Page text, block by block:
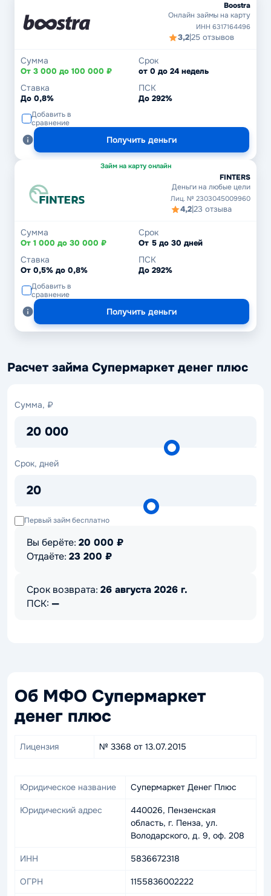
Boostra
Онлайн займы на карту
ИНН 6317164496
3,2|25 отзывов
Сумма
От 3 000 до 100 000 ₽
Срок
от 0 до 24 недель
Ставка
До 0,8%
ПСК
До 292%
Добавить в
сравнение
Получить деньги
Займ на карту онлайн
FINTERS
Деньги на любые цели
Лиц. № 2303045009960
4,2|23 отзыва
Сумма
От 1 000 до 30 000 ₽
Срок
От 5 до 30 дней
Ставка
От 0,5% до 0,8%
ПСК
До 292%
Добавить в
сравнение
Получить деньги
Расчет займа Супермаркет денег плюс
Сумма, ₽
20 000
Сумма,
Срок, дней
20
Срок,
Первый займ бесплатно
Вы берёте: 20 000 ₽
Отдаёте: 23 200 ₽
Срок возврата: 26 августа 2026 г.
ПСК: —
Об МФО Супермаркет
денег плюс
Лицензия № 3368 от 13.07.2015
Юридическое название Супермаркет Денег Плюс
Юридический адрес
440026, Пензенская
область, г. Пенза, ул.
Володарского, д. 9, оф. 208
ИНН 5836672318
ОГРН 1155836002222